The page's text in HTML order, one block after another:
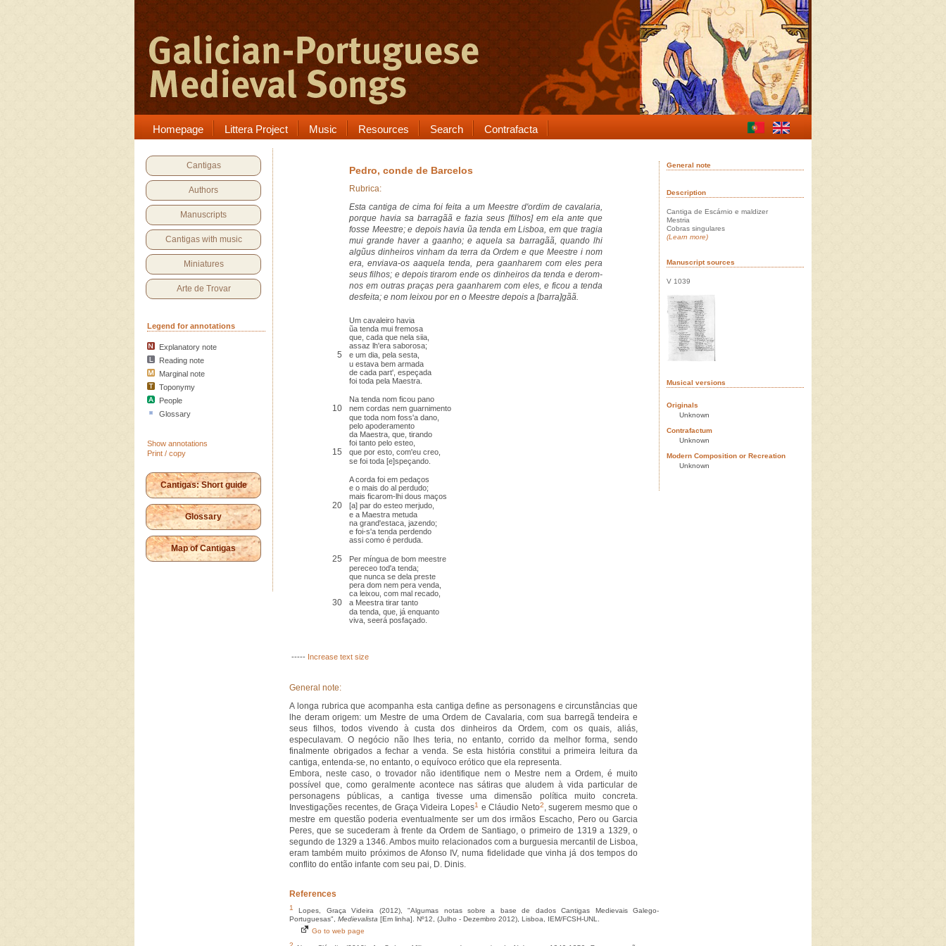
Homepage Littera Project Music Resources Search Contrafacta
Cantigas
Authors
Manuscripts
Cantigas with music
Miniatures
Arte de Trovar
Legend for annotations
Explanatory note
Reading note
Marginal note
Toponymy
People
Glossary
Show annotations
Print / copy
Cantigas: Short guide
Glossary
Map of Cantigas
Pedro, conde de Barcelos
Rubrica:
Esta cantiga de cima foi feita a um Meestre d'ordim de cavalaria,
porque havia sa barragãã e fazia seus [filhos] em ela ante que
fosse Meestre; e depois havia ũa tenda em Lisboa, em que tragia
mui grande haver a gaanho; e aquela sa barragãã, quando lhi
algũus dinheiros vinham da terra da Ordem e que Meestre i nom
era, enviava-os aaquela tenda, pera gaanharem com eles pera
seus filhos; e depois tirarom ende os dinheiros da tenda e derom-
nos em outras praças pera gaanharem com eles, e ficou a tenda
desfeita; e nom leixou por en o Meestre depois a [barra]gãã.
Um cavaleiro havia
ũa tenda mui fremosa
que, cada que nela siia,
assaz lh'era saborosa;
5
e um dia, pela sesta,
u estava bem armada
de cada part', espeçada
foi toda pela Maestra.
Na tenda nom ficou pano
10
nem cordas nem guarnimento
que toda nom foss'a dano,
pelo apoderamento
da Maestra, que, tirando
foi tanto pelo esteo,
15
que por esto, com'eu creo,
se foi toda [e]speçando.
A corda foi em pedaços
e o mais do al perdudo;
mais ficarom-lhi dous maços
20
[a] par do esteo merjudo,
e a Maestra metuda
na grand'estaca, jazendo;
e foi-s'a tenda perdendo
assi como é perduda.
25
Per míngua de bom meestre
pereceo tod'a tenda;
que nunca se dela preste
pera dom nem pera venda,
ca leixou, com mal recado,
30
a Meestra tirar tanto
da tenda, que, já enquanto
viva, seerá posfaçado.
----- Increase text size
General note:
A longa rubrica que acompanha esta cantiga define as personagens e circunstâncias que
lhe deram origem: um Mestre de uma Ordem de Cavalaria, com sua barregã tendeira e
seus filhos, todos vivendo à custa dos dinheiros da Ordem, com os quais, aliás,
especulavam. O negócio não lhes teria, no entanto, corrido da melhor forma, sendo
finalmente obrigados a fechar a venda. Se esta história constitui a primeira leitura da
cantiga, entenda-se, no entanto, o equívoco erótico que ela representa.
Embora, neste caso, o trovador não identifique nem o Mestre nem a Ordem, é muito
possível que, como geralmente acontece nas sátiras que aludem à vida particular de
personagens públicas, a cantiga tivesse uma dimensão política muito concreta.
Investigações recentes, de Graça Videira Lopes1 e Cláudio Neto2, sugerem mesmo que o
mestre em questão poderia eventualmente ser um dos irmãos Escacho, Pero ou Garcia
Peres, que se sucederam à frente da Ordem de Santiago, o primeiro de 1319 a 1329, o
segundo de 1329 a 1346. Ambos muito relacionados com a burguesia mercantil de Lisboa,
eram também muito próximos de Afonso IV, numa fidelidade que vinha já dos tempos do
conflito do então infante com seu pai, D. Dinis.
References
1
Lopes, Graça Videira (2012), "Algumas notas sobre a base de dados Cantigas Medievais Galego-
Portuguesas", Medievalista [Em linha]. Nº12, (Julho - Dezembro 2012), Lisboa, IEM/FCSH-UNL.
Go to web page
General note
Description
Cantiga de Escárnio e maldizer
Mestria
Cobras singulares
(Learn more)
Manuscript sources
V 1039
Musical versions
Originals
Unknown
Contrafactum
Unknown
Modern Composition or Recreation
Unknown